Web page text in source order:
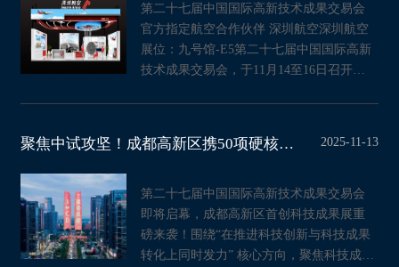
第二十七届中国国际高新技术成果交易会
官方指定航空合作伙伴 深圳航空深圳航空
展位：九号馆-E5第二十七届中国国际高新
技术成果交易会，于11月14至16日召开，
聚焦中试攻坚！成都高新区携50项硬核成果亮相第二十七届高交会 2025-11-13
第二十七届中国国际高新技术成果交易会
即将启幕，成都高新区首创科技成果展重
磅来袭！围绕“在推进科技创新与科技成果
转化上同时发力” 核心方向，聚焦科技成果